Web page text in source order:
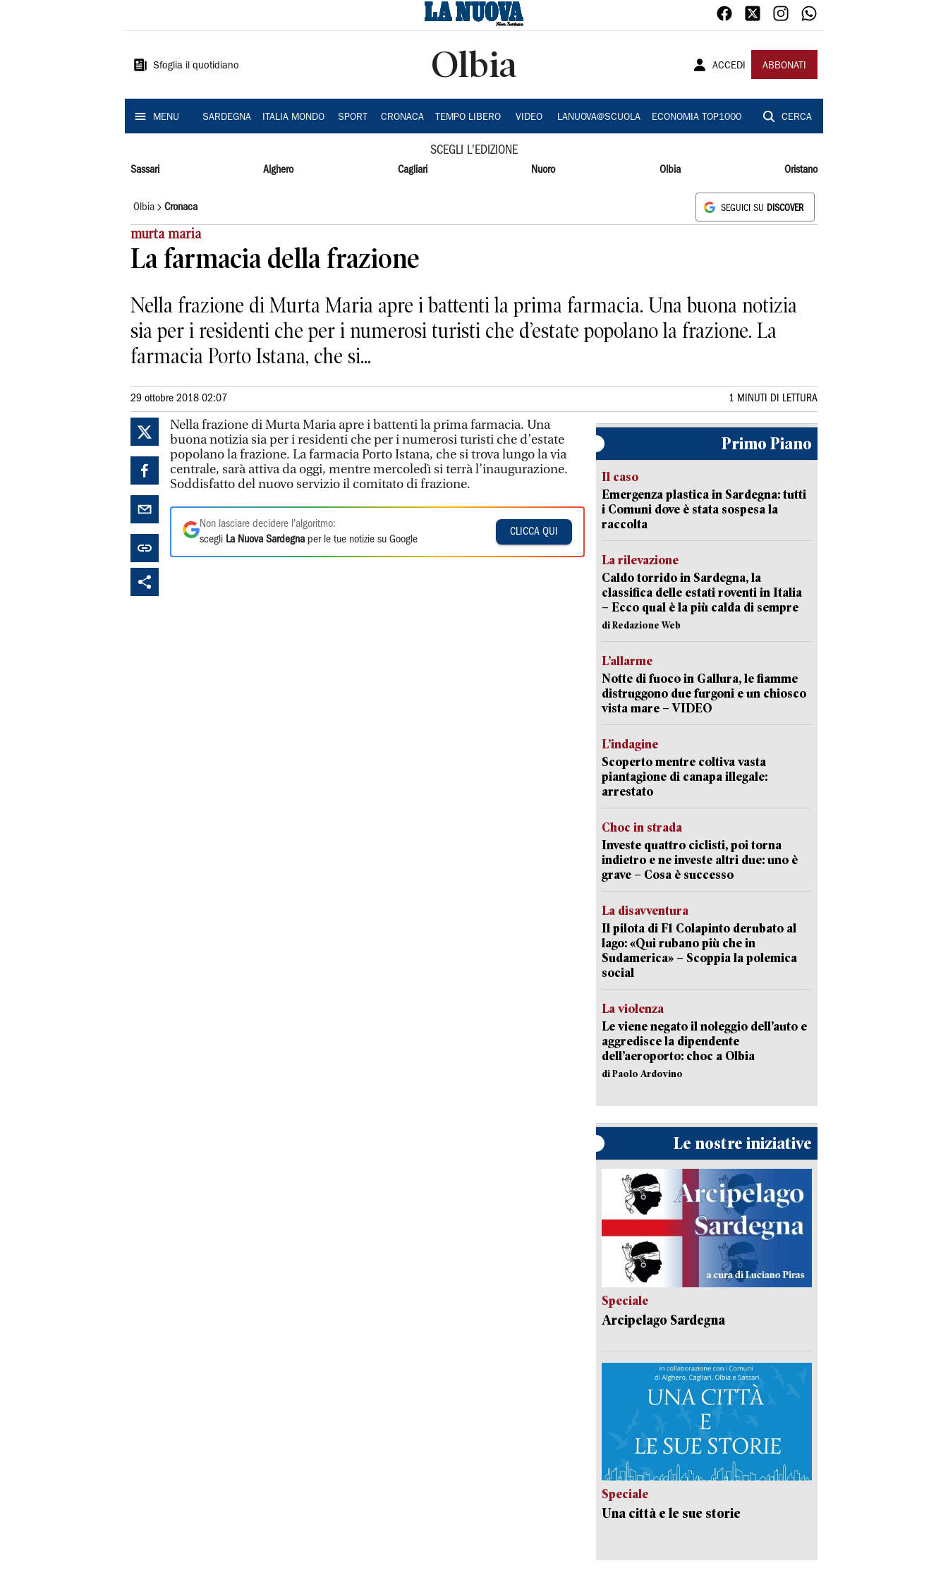
Sardegna
Sfoglia il quotidiano Olbia ACCEDI ABBONATI
MENU SARDEGNA ITALIA MONDO SPORT CRONACA TEMPO LIBERO VIDEO LANUOVA@SCUOLA ECONOMIA TOP1000 CERCA
SCEGLI L'EDIZIONE
Sassari Alghero Cagliari Nuoro Olbia Oristano
Olbia Cronaca SEGUICI SU DISCOVER
murta maria
La farmacia della frazione
Nella frazione di Murta Maria apre i battenti la prima farmacia. Una buona notizia
sia per i residenti che per i numerosi turisti che d’estate popolano la frazione. La
farmacia Porto Istana, che si...
29 ottobre 2018 02:07 1 MINUTI DI LETTURA
Nella frazione di Murta Maria apre i battenti la prima farmacia. Una
buona notizia sia per i residenti che per i numerosi turisti che d’estate
popolano la frazione. La farmacia Porto Istana, che si trova lungo la via
centrale, sarà attiva da oggi, mentre mercoledì si terrà l’inaugurazione.
Soddisfatto del nuovo servizio il comitato di frazione.
Non lasciare decidere l'algoritmo:
scegli La Nuova Sardegna per le tue notizie su Google
CLICCA QUI
Primo Piano
Il caso
Emergenza plastica in Sardegna: tutti
i Comuni dove è stata sospesa la
raccolta
La rilevazione
Caldo torrido in Sardegna, la
classifica delle estati roventi in Italia
– Ecco qual è la più calda di sempre
di Redazione Web
L’allarme
Notte di fuoco in Gallura, le fiamme
distruggono due furgoni e un chiosco
vista mare – VIDEO
L’indagine
Scoperto mentre coltiva vasta
piantagione di canapa illegale:
arrestato
Choc in strada
Investe quattro ciclisti, poi torna
indietro e ne investe altri due: uno è
grave – Cosa è successo
La disavventura
Il pilota di F1 Colapinto derubato al
lago: «Qui rubano più che in
Sudamerica» – Scoppia la polemica
social
La violenza
Le viene negato il noleggio dell’auto e
aggredisce la dipendente
dell’aeroporto: choc a Olbia
di Paolo Ardovino
Le nostre iniziative
Speciale
Arcipelago Sardegna
Speciale
Una città e le sue storie